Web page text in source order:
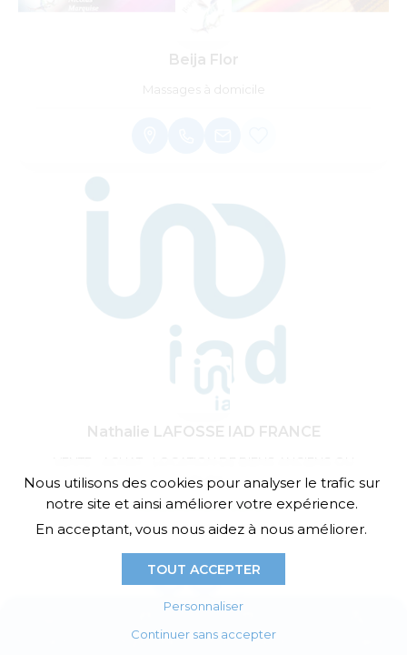
Beija Flor
Massages à domicile
Nathalie LAFOSSE IAD FRANCE
VENTE - ACHAT - LOCATION DE BIENS ANCIENS OU
NEUFS
Actuellement ouvert
09:00 - 19:00
Agenda E-boutique
Nous utilisons des cookies pour analyser le trafic sur
notre site et ainsi améliorer votre expérience.
En acceptant, vous nous aidez à nous améliorer.
TOUT ACCEPTER
Personnaliser
Continuer sans accepter